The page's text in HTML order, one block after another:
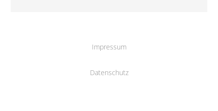
Impressum
Datenschutz